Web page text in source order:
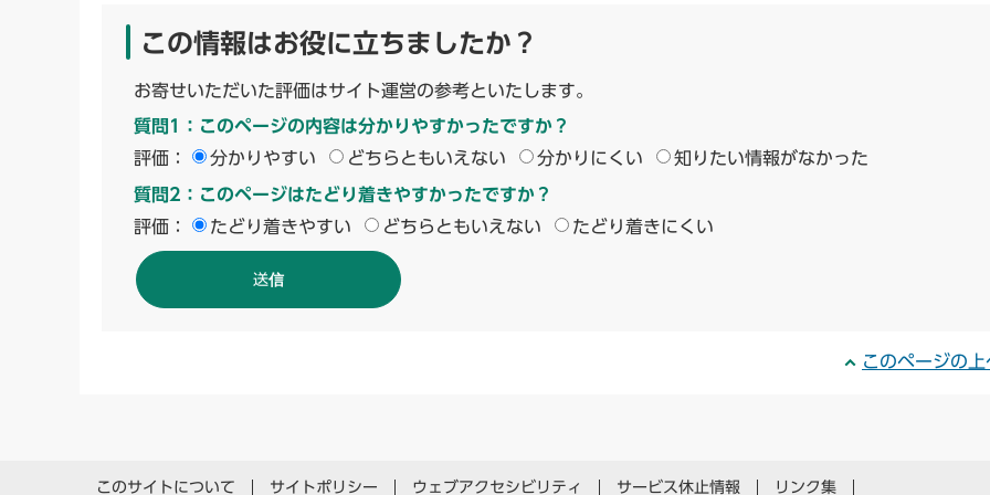
この情報はお役に立ちましたか？
お寄せいただいた評価はサイト運営の参考といたします。
質問1：このページの内容は分かりやすかったですか？
評価：
分かりやすい どちらともいえない 分かりにくい 知りたい情報がなかった
質問2：このページはたどり着きやすかったですか？
評価：
たどり着きやすい どちらともいえない たどり着きにくい
このページの上
このサイトについて サイトポリシー ウェブアクセシビリティ サービス休止情報 リンク集